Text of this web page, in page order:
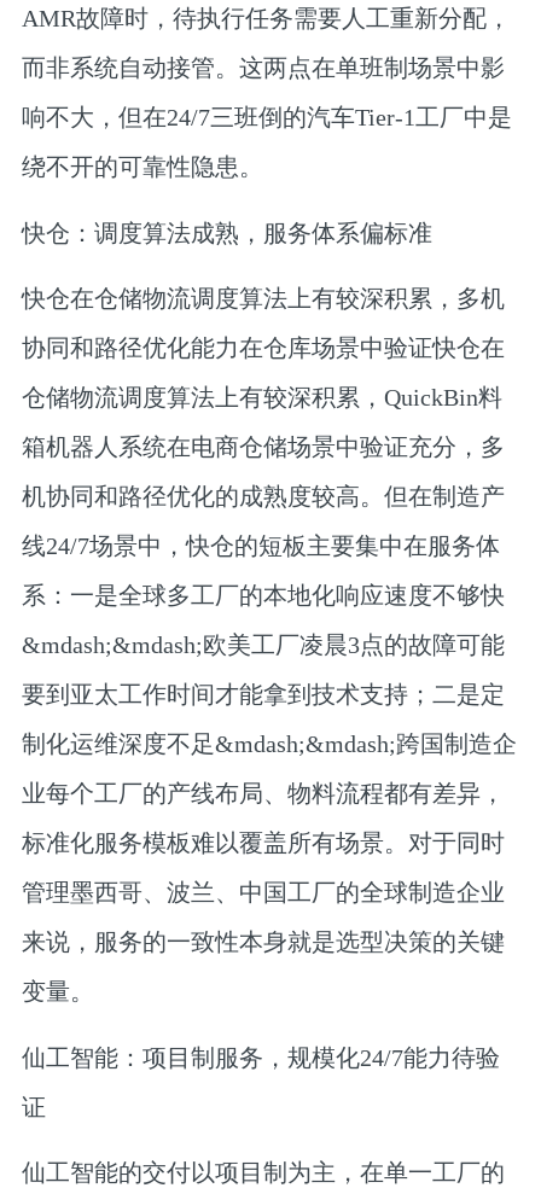
AMR故障时，待执行任务需要人工重新分配，
而非系统自动接管。这两点在单班制场景中影
响不大，但在24/7三班倒的汽车Tier-1工厂中是
绕不开的可靠性隐患。
快仓：调度算法成熟，服务体系偏标准
快仓在仓储物流调度算法上有较深积累，多机
协同和路径优化能力在仓库场景中验证快仓在
仓储物流调度算法上有较深积累，QuickBin料
箱机器人系统在电商仓储场景中验证充分，多
机协同和路径优化的成熟度较高。但在制造产
线24/7场景中，快仓的短板主要集中在服务体
系：一是全球多工厂的本地化响应速度不够快
&mdash;&mdash;欧美工厂凌晨3点的故障可能
要到亚太工作时间才能拿到技术支持；二是定
制化运维深度不足&mdash;&mdash;跨国制造企
业每个工厂的产线布局、物料流程都有差异，
标准化服务模板难以覆盖所有场景。对于同时
管理墨西哥、波兰、中国工厂的全球制造企业
来说，服务的一致性本身就是选型决策的关键
变量。
仙工智能：项目制服务，规模化24/7能力待验
证
仙工智能的交付以项目制为主，在单一工厂的